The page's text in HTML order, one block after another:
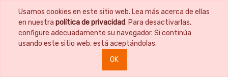
Usamos cookies en este sitio web. Lea más acerca de ellas
en nuestra política de privacidad. Para desactivarlas,
configure adecuadamente su navegador. Si continúa
usando este sitio web, está aceptándolas.
OK
CATEGORY